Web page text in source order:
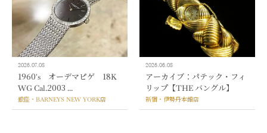
2026.07.08
1960's オーデマピゲ 18K
WG Cal.2003 ...
銀座・BARNEYS NEW YORK店
2026.06.08
アーカイブ：パテック・フィ
リップ【THE バングル】
新宿・伊勢丹本館店